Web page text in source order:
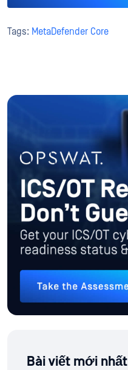
Tags: MetaDefender Core
Bài viết mới nhất